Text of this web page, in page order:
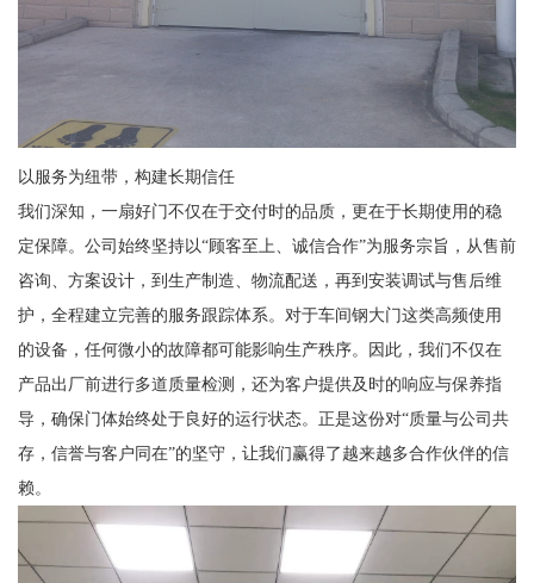
以服务为纽带，构建长期信任
我们深知，一扇好门不仅在于交付时的品质，更在于长期使用的稳
定保障。公司始终坚持以“顾客至上、诚信合作”为服务宗旨，从售前
咨询、方案设计，到生产制造、物流配送，再到安装调试与售后维
护，全程建立完善的服务跟踪体系。对于车间钢大门这类高频使用
的设备，任何微小的故障都可能影响生产秩序。因此，我们不仅在
产品出厂前进行多道质量检测，还为客户提供及时的响应与保养指
导，确保门体始终处于良好的运行状态。正是这份对“质量与公司共
存，信誉与客户同在”的坚守，让我们赢得了越来越多合作伙伴的信
赖。